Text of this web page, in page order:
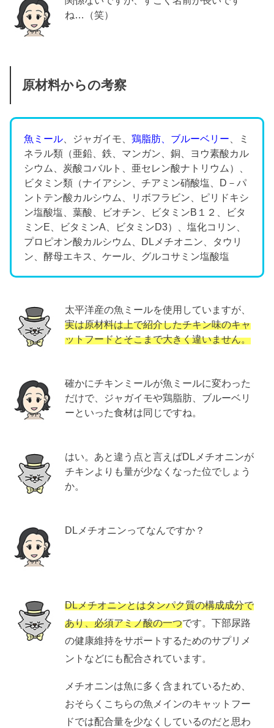
ね…（笑）
原材料からの考察
魚ミール 、ジャガイモ、鶏脂肪、ブルーベリー 、ミ
ネラル類（亜鉛、鉄、マンガン、銅、ヨウ素酸カル
シウム、炭酸コバルト、亜セレン酸ナトリウム）、
ビタミン類（ナイアシン、チアミン硝酸塩、D－パ
ントテン酸カルシウム、リボフラビン、ピリドキシ
ン塩酸塩、葉酸、ビオチン、ビタミンB１２、ビタ
ミンE、ビタミンA、ビタミンD3）、塩化コリン、
プロピオン酸カルシウム、DLメチオニン、タウリ
ン、酵母エキス、ケール、グルコサミン塩酸塩
太平洋産の魚ミールを使用していますが、
実は原材料は上で紹介したチキン味のキャ
ットフードとそこまで大きく違いません。
確かにチキンミールが魚ミールに変わった
だけで、ジャガイモや鶏脂肪、ブルーベリ
ーといった食材は同じですね。
はい。あと違う点と言えばDLメチオニンが
チキンよりも量が少なくなった位でしょう
か。
DLメチオニンってなんですか？
DLメチオニンとはタンパク質の構成成分で
あり、必須アミノ酸の一つです。下部尿路
の健康維持をサポートするためのサプリメ
ントなどにも配合されています。
メチオニンは魚に多く含まれているため、
おそらくこちらの魚メインのキャットフー
ドでは配合量を少なくしているのだと思わ